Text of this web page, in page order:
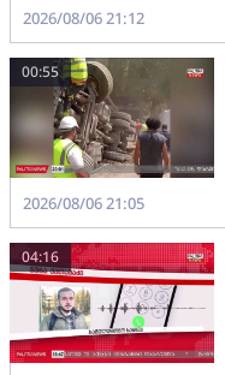
2026/08/06 21:12
00:55
2026/08/06 21:05
04:16